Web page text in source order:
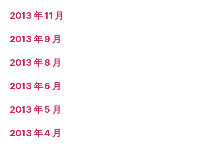
2013 年 11 月
2013 年 9 月
2013 年 8 月
2013 年 6 月
2013 年 5 月
2013 年 4 月